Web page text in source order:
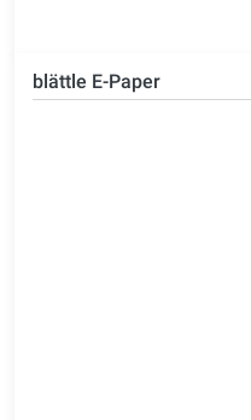
blättle E-Paper